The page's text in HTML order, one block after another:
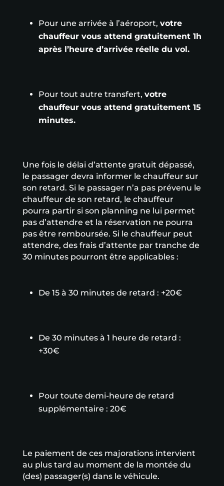
Pour une arrivée à l’aéroport, votre
chauffeur vous attend gratuitement 1h
après l’heure d’arrivée réelle du vol.
Pour tout autre transfert, votre
chauffeur vous attend gratuitement 15
minutes.
Une fois le délai d’attente gratuit dépassé,
le passager devra informer le chauffeur sur
son retard. Si le passager n’a pas prévenu le
chauffeur de son retard, le chauffeur
pourra partir si son planning ne lui permet
pas d’attendre et la réservation ne pourra
pas être remboursée. Si le chauffeur peut
attendre, des frais d’attente par tranche de
30 minutes pourront être applicables :
De 15 à 30 minutes de retard : +20€
De 30 minutes à 1 heure de retard :
+30€
Pour toute demi-heure de retard
supplémentaire : 20€
Le paiement de ces majorations intervient
au plus tard au moment de la montée du
(des) passager(s) dans le véhicule.